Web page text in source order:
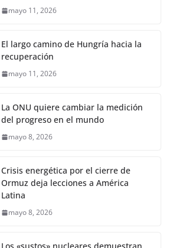
mayo 11, 2026
El largo camino de Hungría hacia la
recuperación
mayo 11, 2026
La ONU quiere cambiar la medición
del progreso en el mundo
mayo 8, 2026
Crisis energética por el cierre de
Ormuz deja lecciones a América
Latina
mayo 8, 2026